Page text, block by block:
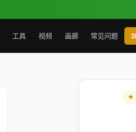
工具 视频 画廊 常见问题
★